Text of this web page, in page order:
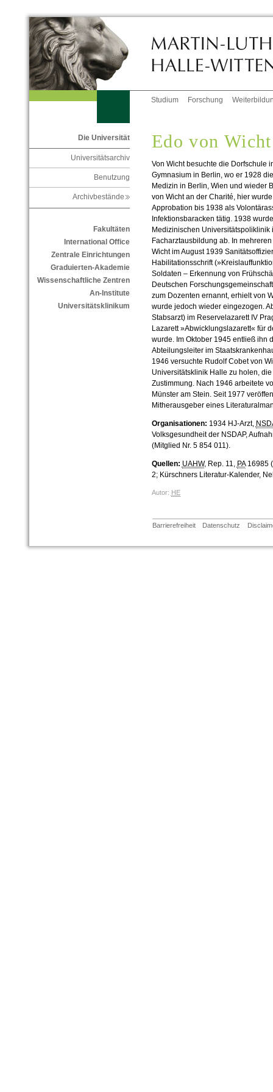
Studium Forschung
Die Universität
Universitätsarchiv
Benutzung
Archivbestände
Fakultäten
International Office
Zentrale Einrichtungen
Graduierten-Akademie
Wissenschaftliche Zentren
An-Institute
Universitätsklinikum
Edo von Wicht
Von Wicht besuchte die Dorfschule
Gymnasium in Berlin, wo er 1928
Medizin in Berlin, Wien und wieder
von Wicht an der Charité, hier
Approbation bis 1938 als
Infektionsbaracken tätig. 1938
Medizinischen
Facharztausbildung ab. In
Wicht im August 1939
Habilitationsschrift
Soldaten – Erkennung von
Deutschen
zum Dozenten ernannt, erhielt von
wurde jedoch wieder eingezogen.
Stabsarzt) im Reservelazarett IV
Lazarett »Abwicklungslazarett« für
wurde. Im Oktober 1945 entließ ihn
Abteilungsleiter im
1946 versuchte Rudolf Cobet von
Universitätsklinik Halle zu holen, die
Zustimmung. Nach 1946 arbeitete
Münster am Stein. Seit 1977
Mitherausgeber eines
Organisationen: 1934 HJ-Arzt,
Volksgesundheit der NSDAP,
(Mitglied Nr. 5 854 011).
Quellen: UAHW, Rep. 11, PA16985
2; Kürschners Literatur-Kalender,
Autor: HE
Barrierefreiheit Datenschutz